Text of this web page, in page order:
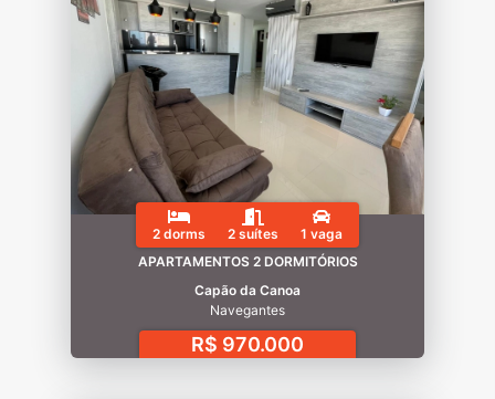
2 dorms 2 suítes
1 vaga
APARTAMENTOS 2 DORMITÓRIOS
Capão da Canoa
Navegantes
R$ 970.000